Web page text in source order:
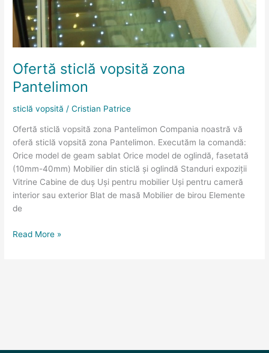
Ofertă sticlă vopsită zona
Pantelimon
sticlă vopsită /Cristian Patrice
Ofertă sticlă vopsită zona Pantelimon Compania noastră vă
oferă sticlă vopsită zona Pantelimon. Executăm la comandă:
Orice model de geam sablat Orice model de oglindă, fasetată
(10mm-40mm) Mobilier din sticlă și oglindă Standuri expoziții
Vitrine Cabine de duș Uși pentru mobilier Uși pentru cameră
interior sau exterior Blat de masă Mobilier de birou Elemente
de
Read More »